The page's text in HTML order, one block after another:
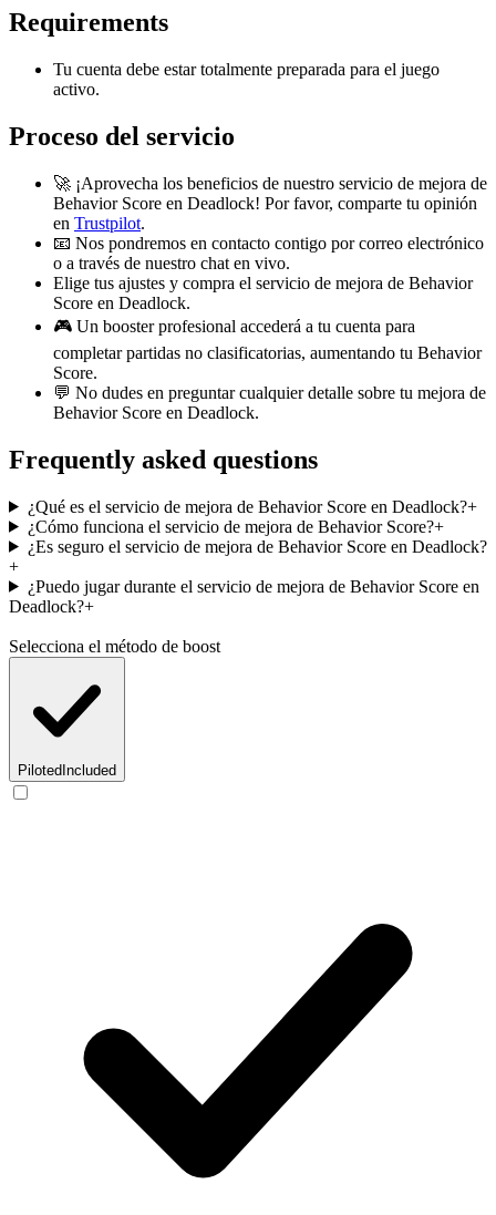
Requirements
Tu cuenta debe estar totalmente preparada para el juego
activo.
Proceso del servicio
🚀 ¡Aprovecha los beneficios de nuestro servicio de mejora de
Behavior Score en Deadlock! Por favor, comparte tu opinión
en Trustpilot.
📧 Nos pondremos en contacto contigo por correo electrónico
o a través de nuestro chat en vivo.
Elige tus ajustes y compra el servicio de mejora de Behavior
Score en Deadlock.
🎮 Un booster profesional accederá a tu cuenta para
completar partidas no clasificatorias, aumentando tu Behavior
Score.
💬 No dudes en preguntar cualquier detalle sobre tu mejora de
Behavior Score en Deadlock.
Frequently asked questions
¿Qué es el servicio de mejora de Behavior Score en Deadlock?+
¿Cómo funciona el servicio de mejora de Behavior Score?+
¿Es seguro el servicio de mejora de Behavior Score en Deadlock?
+
¿Puedo jugar durante el servicio de mejora de Behavior Score en
Deadlock?+
Selecciona el método de boost
Piloted Included